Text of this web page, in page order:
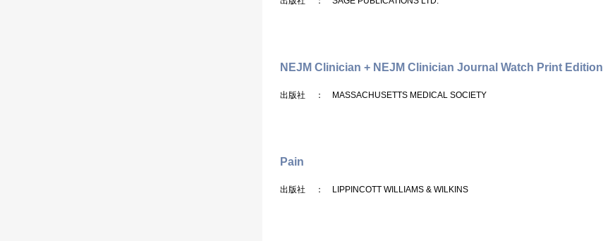
NEJM Clinician + NEJM Clinician Journal Watch Print Edition
出版社 ： MASSACHUSETTS MEDICAL SOCIETY
Pain
出版社 ： LIPPINCOTT WILLIAMS & WILKINS